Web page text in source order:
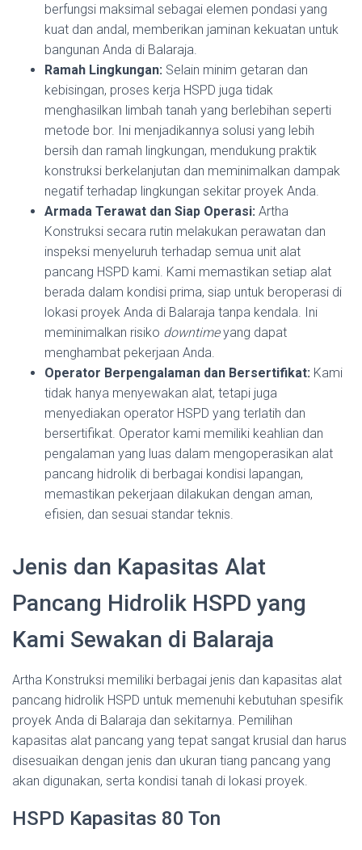
berfungsi maksimal sebagai elemen pondasi yang
kuat dan andal, memberikan jaminan kekuatan untuk
bangunan Anda di Balaraja.
Ramah Lingkungan: Selain minim getaran dan
kebisingan, proses kerja HSPD juga tidak
menghasilkan limbah tanah yang berlebihan seperti
metode bor. Ini menjadikannya solusi yang lebih
bersih dan ramah lingkungan, mendukung praktik
konstruksi berkelanjutan dan meminimalkan dampak
negatif terhadap lingkungan sekitar proyek Anda.
Armada Terawat dan Siap Operasi: Artha
Konstruksi secara rutin melakukan perawatan dan
inspeksi menyeluruh terhadap semua unit alat
pancang HSPD kami. Kami memastikan setiap alat
berada dalam kondisi prima, siap untuk beroperasi di
lokasi proyek Anda di Balaraja tanpa kendala. Ini
meminimalkan risiko downtimeyang dapat
menghambat pekerjaan Anda.
Operator Berpengalaman dan Bersertifikat: Kami
tidak hanya menyewakan alat, tetapi juga
menyediakan operator HSPD yang terlatih dan
bersertifikat. Operator kami memiliki keahlian dan
pengalaman yang luas dalam mengoperasikan alat
pancang hidrolik di berbagai kondisi lapangan,
memastikan pekerjaan dilakukan dengan aman,
efisien, dan sesuai standar teknis.
Jenis dan Kapasitas Alat
Pancang Hidrolik HSPD yang
Kami Sewakan di Balaraja
Artha Konstruksi memiliki berbagai jenis dan kapasitas alat
pancang hidrolik HSPD untuk memenuhi kebutuhan spesifik
proyek Anda di Balaraja dan sekitarnya. Pemilihan
kapasitas alat pancang yang tepat sangat krusial dan harus
disesuaikan dengan jenis dan ukuran tiang pancang yang
akan digunakan, serta kondisi tanah di lokasi proyek.
HSPD Kapasitas 80 Ton